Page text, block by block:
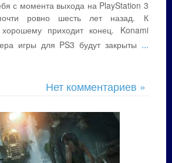
с момента выхода на PlayStation 3
ровно шесть лет назад. К
приходит конец. Konami
игры для PS3 будут закрыты ...
Нет комментариев »